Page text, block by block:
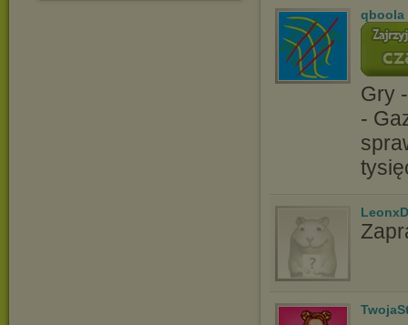
qboola
Gry
-